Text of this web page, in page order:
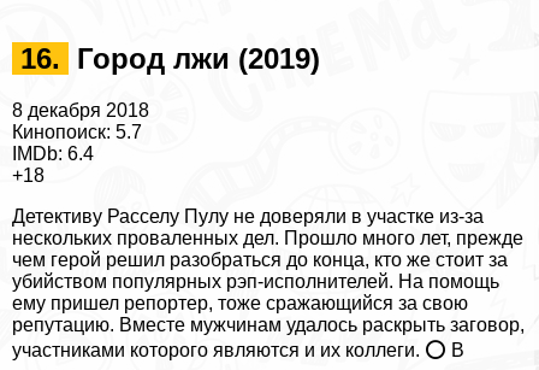
16. Город лжи (2019)
8 декабря 2018
Кинопоиск: 5.7
IMDb: 6.4
+18
Детективу Расселу Пулу не доверяли в участке из-за
нескольких проваленных дел. Прошло много лет, прежде
чем герой решил разобраться до конца, кто же стоит за
убийством популярных рэп-исполнителей. На помощь
ему пришел репортер, тоже сражающийся за свою
репутацию. Вместе мужчинам удалось раскрыть заговор,
участниками которого являются и их коллеги. ⭕ В